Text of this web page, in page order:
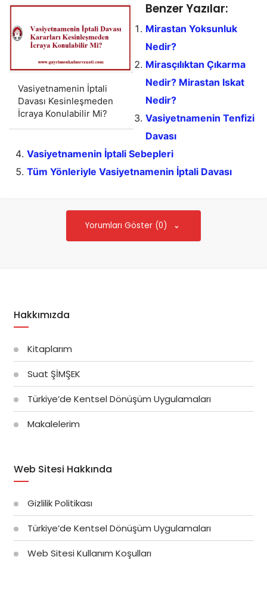
Vasiyetnamenin İptali
Davası Kesinleşmeden
İcraya Konulabilir Mi?
Benzer Yazılar:
Mirastan Yoksunluk
Nedir?
Mirasçılıktan Çıkarma
Nedir? Mirastan Iskat
Nedir?
Vasiyetnamenin Tenfizi
Davası
Vasiyetnamenin İptali Sebepleri
Tüm Yönleriyle Vasiyetnamenin İptali Davası
Yorumları Göster (0)
Hakkımızda
Kitaplarım
Suat ŞİMŞEK
Türkiye’de Kentsel Dönüşüm Uygulamaları
Makalelerim
Web Sitesi Hakkında
Gizlilik Politikası
Türkiye’de Kentsel Dönüşüm Uygulamaları
Web Sitesi Kullanım Koşulları